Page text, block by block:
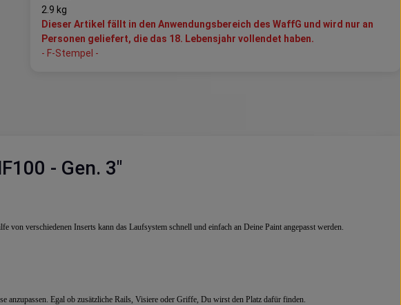
2.9 kg
Dieser Artikel fällt in den Anwendungsbereich des WaffG und wird nur an
Personen geliefert, die das 18. Lebensjahr vollendet haben.
- F-Stempel -
- Gen. 3"
verschiedenen Inserts kann das Laufsystem schnell und einfach an Deine Paint angepasst werden.
Egal ob zusätzliche Rails, Visiere oder Griffe, Du wirst den Platz dafür finden.